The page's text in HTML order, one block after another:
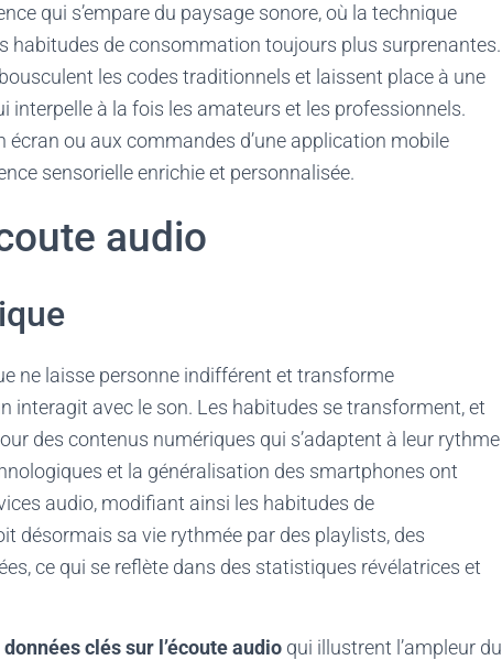
qui s’empare du paysage sonore, où la technique
habitudes de consommation toujours plus surprenantes.
les codes traditionnels et laissent place à une
interpelle à la fois les amateurs et les professionnels.
ou aux commandes d’une application mobile
sensorielle enrichie et personnalisée.
audio
ne laisse personne indifférent et transforme
interagit avec le son. Les habitudes se transforment, et
des contenus numériques qui s’adaptent à leur rythme
et la généralisation des smartphones ont
audio, modifiant ainsi les habitudes de
désormais sa vie rythmée par des playlists, des
ce qui se reflète dans des statistiques révélatrices et
données clés sur l’écoute audio qui illustrent l’ampleur du